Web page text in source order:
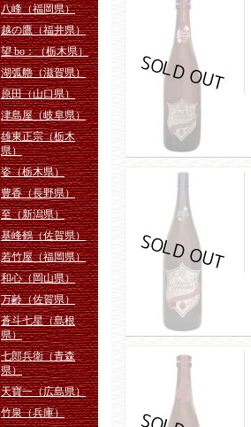
八峰（福岡県）
越の鷹（福井県）
望 bo：（栃木県）
湖弧艪（滋賀県）
原田（山口県）
津島屋（岐阜県）
雄東正宗（栃木
県）
姿（栃木県）
豊香（長野県）
至（新潟県）
基峰鶴（佐賀県）
若竹屋（福岡県）
和心（岡山県）
万齢（佐賀県）
蒼斗七星（島根
県）
七郎兵衛（青森
県）
天寶一（広島県）
竹泉（兵庫）